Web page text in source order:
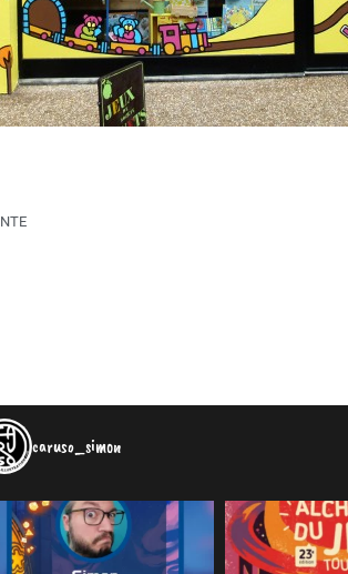
caruso_simon